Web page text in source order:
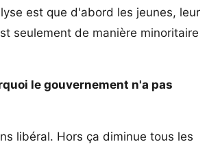
est que d'abord les jeunes, leur
seulement de manière minoritaire
le gouvernement n'a pas
libéral. Hors ça diminue tous les